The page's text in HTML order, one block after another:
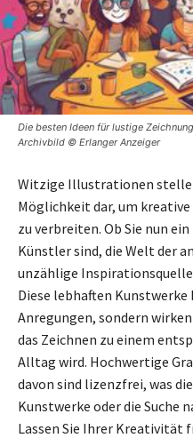
Die besten Ideen für lustige
Archivbild © Erlanger Anzeiger
Witzige Illustrationen
Möglichkeit dar, um kreative
zu verbreiten. Ob Sie nun
Künstler sind, die Welt der
unzählige
Diese lebhaften
Anregungen, sondern
das Zeichnen zu einem
Alltag wird. Hochwertige
davon sind lizenzfrei, was
Kunstwerke oder die Suche
Lassen Sie Ihrer Kreativität